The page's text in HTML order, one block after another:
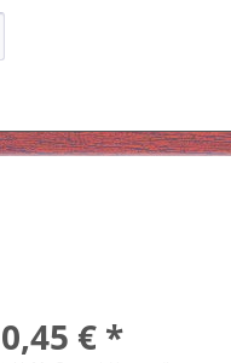
0,45 € *